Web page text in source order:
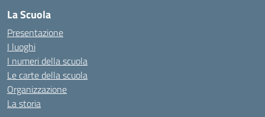
La Scuola
Presentazione
I luoghi
I numeri della scuola
Le carte della scuola
Organizzazione
La storia